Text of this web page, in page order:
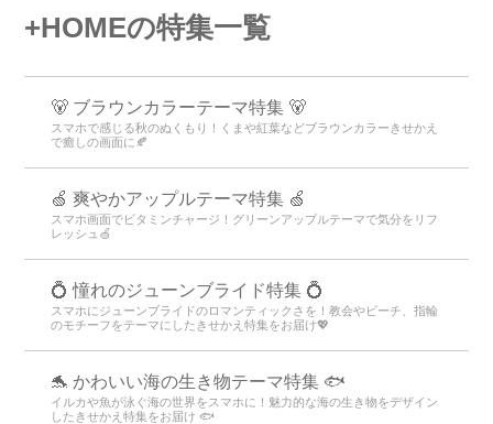
+HOMEの特集一覧
🐻 ブラウンカラーテーマ特集 🐻
スマホで感じる秋のぬくもり！くまや紅葉などブラウンカラーきせかえ
で癒しの画面に🍂
🍏 爽やかアップルテーマ特集 🍏
スマホ画面でビタミンチャージ！グリーンアップルテーマで気分をリフ
レッシュ🍏
💍 憧れのジューンブライド特集 💍
スマホにジューンブライドのロマンティックさを！教会やビーチ、指輪
のモチーフをテーマにしたきせかえ特集をお届け💖
🐬 かわいい海の生き物テーマ特集 🐟
イルカや魚が泳ぐ海の世界をスマホに！魅力的な海の生き物をデザイン
したきせかえ特集をお届け 🐟